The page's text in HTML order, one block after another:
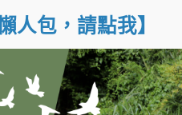
人包，請點我】